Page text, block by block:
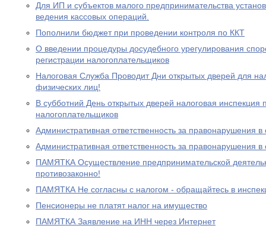
Для ИП и субъектов малого предпринимательства
ведения кассовых операций.
Пополнили бюджет при проведении контроля по ККТ
О введении процедуры досудебного урегулирования
регистрации налогоплательщиков
Налоговая Служба Проводит Дни открытых дверей для
физических лиц!
В субботний День открытых дверей налоговая инспекция
налогоплательщиков
Административная ответственность за правонарушения
Административная ответственность за правонарушения
ПАМЯТКА Осуществление предпринимательской
противозаконно!
ПАМЯТКА Не согласны с налогом - обращайтесь в
Пенсионеры не платят налог на имущество
ПАМЯТКА Заявление на ИНН через Интернет